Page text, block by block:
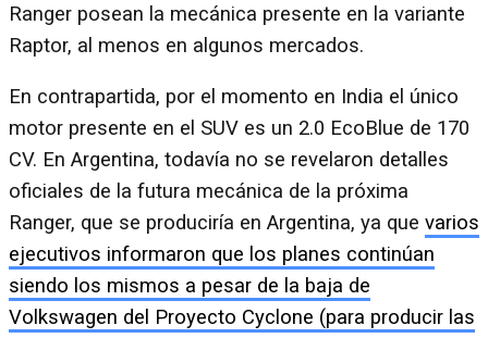
Ranger posean la mecánica presente en la variante
Raptor, al menos en algunos mercados.
En contrapartida, por el momento en India el único
motor presente en el SUV es un 2.0 EcoBlue de 170
CV. En Argentina, todavía no se revelaron detalles
oficiales de la futura mecánica de la próxima
Ranger, que se produciría en Argentina, ya que varios
ejecutivos informaron que los planes continúan
siendo los mismos a pesar de la baja de
Volkswagen del Proyecto Cyclone (para producir las